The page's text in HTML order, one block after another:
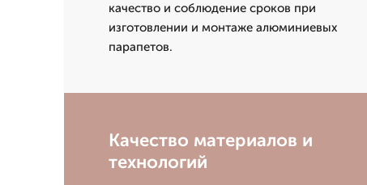
качество и соблюдение сроков при
изготовлении и монтаже алюминиевых
парапетов.
Качество материалов и
технологий